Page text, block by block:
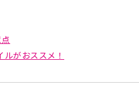
がおススメ！